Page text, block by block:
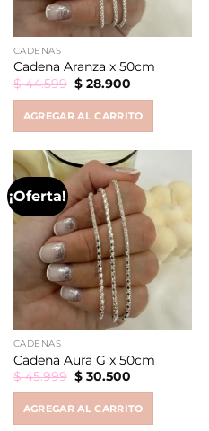
CADENAS
Cadena Aranza x 50cm
$44.599 Original
price
$ 44.599.
$28.900Current
$ 28.900.
AGREGAR AL CARRITO
¡Oferta!
CADENAS
Cadena Aura G x 50cm
$45.999 Original
price
$ 45.999.
$30.500Current
$ 30.500.
AGREGAR AL CARRITO